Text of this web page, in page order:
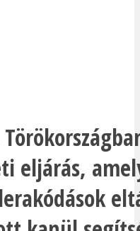
eljárás,